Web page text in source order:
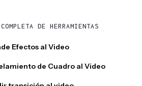
DE HERRAMIENTAS
Efectos al Video
de Cuadro al Video